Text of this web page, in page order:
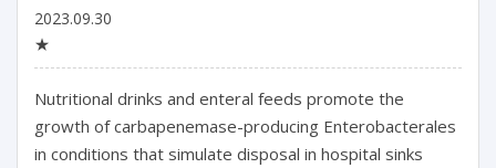
2023.09.30
★
Nutritional drinks and enteral feeds promote the
growth of carbapenemase-producing Enterobacterales
in conditions that simulate disposal in hospital sinks